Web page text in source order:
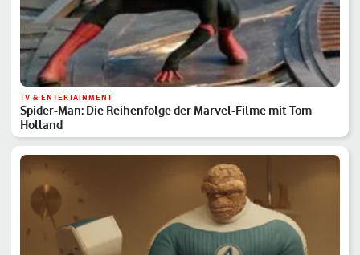
TV & ENTERTAINMENT
Spider-Man: Die Reihenfolge der Marvel-Filme mit Tom
Holland